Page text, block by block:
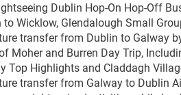
Dublin Hop-On Hop-Off
to Wicklow, Glendalough Small
transfer from Dublin to Galway
Moher and Burren Day Trip,
Top Highlights and Claddagh
transfer from Galway to Dublin